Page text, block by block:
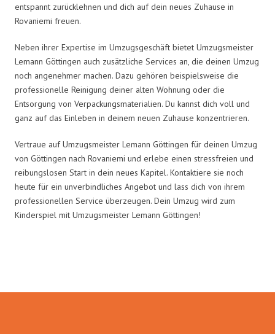
entspannt zurücklehnen und dich auf dein neues Zuhause in
Rovaniemi freuen.
Neben ihrer Expertise im Umzugsgeschäft bietet Umzugsmeister
Lemann Göttingen auch zusätzliche Services an, die deinen Umzug
noch angenehmer machen. Dazu gehören beispielsweise die
professionelle Reinigung deiner alten Wohnung oder die
Entsorgung von Verpackungsmaterialien. Du kannst dich voll und
ganz auf das Einleben in deinem neuen Zuhause konzentrieren.
Vertraue auf Umzugsmeister Lemann Göttingen für deinen Umzug
von Göttingen nach Rovaniemi und erlebe einen stressfreien und
reibungslosen Start in dein neues Kapitel. Kontaktiere sie noch
heute für ein unverbindliches Angebot und lass dich von ihrem
professionellen Service überzeugen. Dein Umzug wird zum
Kinderspiel mit Umzugsmeister Lemann Göttingen!